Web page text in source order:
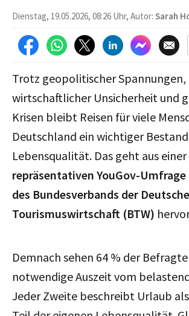
Dienstag, 19.05.2026, 08:26 Uhr, Autor: Sarah
Trotz geopolitischer Spannungen,
wirtschaftlicher Unsicherheit und
Krisen bleibt Reisen für viele
Deutschland ein wichtiger
Lebensqualität. Das geht aus
repräsentativen YouGov-
des Bundesverbands der
Tourismuswirtschaft (BTW)
Demnach sehen 64 % der
notwendige Auszeit vom
Jeder Zweite beschreibt Urlaub